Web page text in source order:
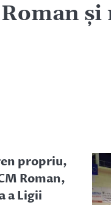
şi
propriu,
Roman,
a Ligii